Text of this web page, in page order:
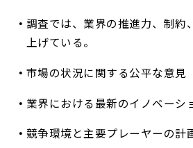
調査では、業界の推進力、制約
上げている。
市場の状況に関する公平な意見
業界における最新のイノベーシ
競争環境と主要プレーヤーの計